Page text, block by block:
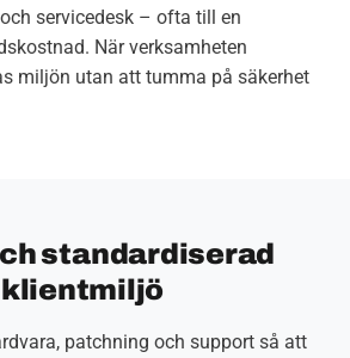
servicedesk – ofta till en
När verksamheten
miljön utan att tumma på säkerhet
standardiserad
klientmiljö
patchning och support så att